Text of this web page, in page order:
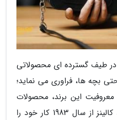
طیف گسترده ای محصولاتی
بچه ها، فراوری می نماید؛
این برند، محصولات
جین این شرکت است. برند کالینز از سال 1983 کار خود را